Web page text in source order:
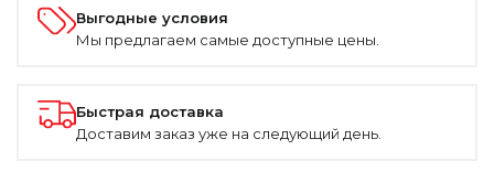
Выгодные условия
Мы предлагаем самые доступные цены.
Быстрая доставка
Доставим заказ уже на следующий день.